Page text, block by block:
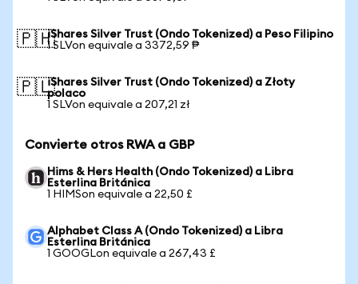
🇵🇭iShares Silver Trust (Ondo Tokenized) a Peso Filipino
1 SLVon equivale a 3372,59 ₱
🇵🇱iShares Silver Trust (Ondo Tokenized) a Złoty
polaco
1 SLVon equivale a 207,21 zł
Convierte otros RWA a GBP
Hims & Hers Health (Ondo Tokenized) a Libra
Esterlina Británica
1 HIMSon equivale a 22,50 £
Alphabet Class A (Ondo Tokenized) a Libra
Esterlina Británica
1 GOOGLon equivale a 267,43 £